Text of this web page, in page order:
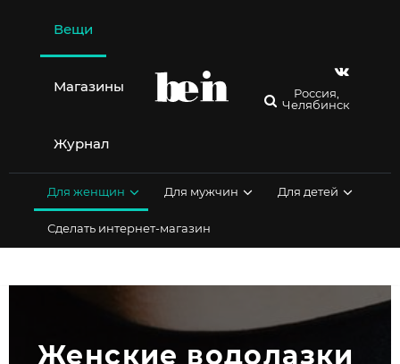
содержимому
Вещи
Магазины
Журнал
Россия,
Челябинск
Для женщин Для мужчин Для детей
Сделать интернет-магазин
Женские водолазки